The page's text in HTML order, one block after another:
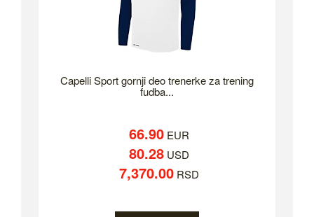
Capelli Sport gornji deo trenerke za trening
fudba...
66.90EUR
80.28USD
7,370.00RSD